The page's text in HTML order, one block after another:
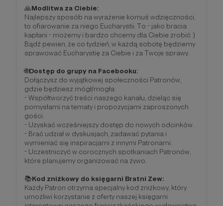
🙏Modlitwa za Ciebie:
Najlepszy sposób na wyrażenie komuś wdzięczności,
to ofiarowanie za niego Eucharystii. To - jako bracia
kapłani - możemy i bardzo chcemy dla Ciebie zrobić :)
Bądź pewien, że co tydzień, w każdą sobotę będziemy
sprawować Eucharystię za Ciebie i za Twoje sprawy.
🌐Dostęp do grupy na Facebooku:
Dołączysz do wyjątkowej społeczności Patronów,
gdzie będziesz mógł/mogła:
- Współtworzyć treści naszego kanału, dzieląc się
pomysłami na tematy i propozycjami zaproszonych
gości.
- Uzyskać wcześniejszy dostęp do nowych odcinków.
- Brać udział w dyskusjach, zadawać pytania i
wymieniać się inspiracjami z innymi Patronami.
- Uczestniczyć w corocznych spotkaniach Patronów,
które planujemy organizować na żywo.
📚Kod zniżkowy do księgarni Bratni Zew:
Każdy Patron otrzyma specjalny kod zniżkowy, który
umożliwi korzystanie z oferty naszej księgarni